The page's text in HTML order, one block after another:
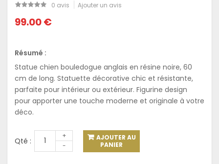
0 avis Ajouter un avis
99.00 €
Résumé :
Statue chien bouledogue anglais en résine noire, 60
cm de long. Statuette décorative chic et résistante,
parfaite pour intérieur ou extérieur. Figurine design
pour apporter une touche moderne et originale à votre
déco.
Qté :
+
-
AJOUTER AU
PANIER